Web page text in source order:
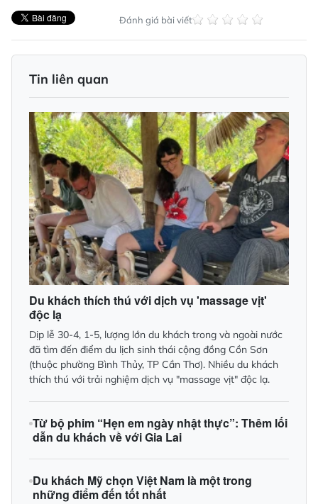
Đánh giá bài viết
Tin liên quan
Du khách thích thú với dịch vụ 'massage vịt'
độc lạ
Dịp lễ 30-4, 1-5, lượng lớn du khách trong và ngoài nước
đã tìm đến điểm du lịch sinh thái cộng đồng Cồn Sơn
(thuộc phường Bình Thủy, TP Cần Thơ). Nhiều du khách
thích thú với trải nghiệm dịch vụ "massage vịt" độc lạ.
Từ bộ phim “Hẹn em ngày nhật thực”: Thêm lối
dẫn du khách về với Gia Lai
Du khách Mỹ chọn Việt Nam là một trong
những điểm đến tốt nhất